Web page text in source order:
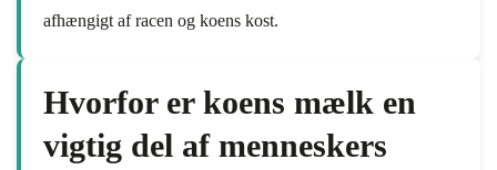
afhængigt af racen og koens kost.
Hvorfor er koens mælk en
vigtig del af menneskers